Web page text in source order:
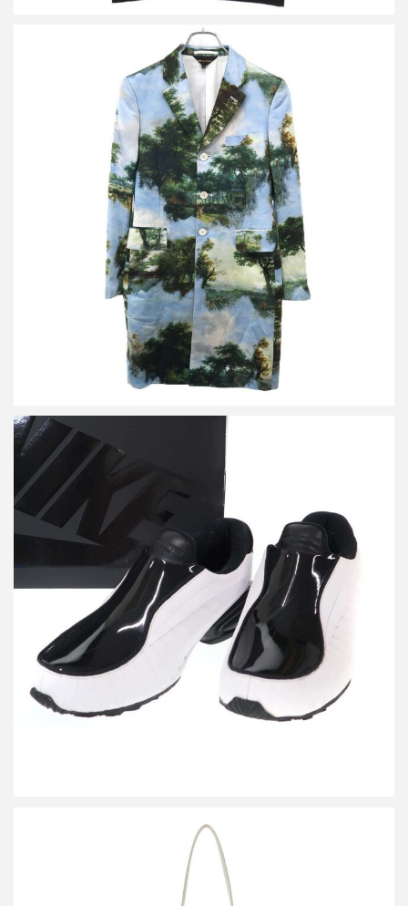
コムデギャルソン 20SS Orlando シルクグラフィックシングルコー
ト
買取金額14,400円
詳しく見る
ナイキ コムデギャルソンオムプリュス AIR MAX DOLCHE SP
CDP スニーカー
詳しく見る